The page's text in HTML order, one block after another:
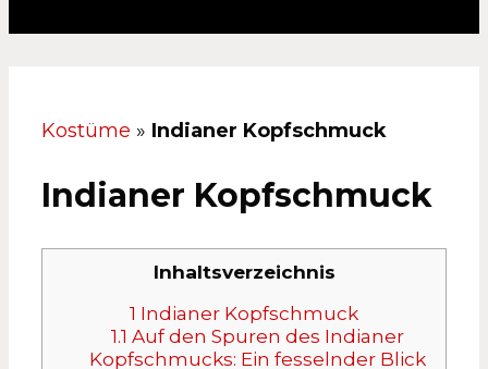
Kostüme » Indianer Kopfschmuck
Indianer Kopfschmuck
Inhaltsverzeichnis
1 Indianer Kopfschmuck
1.1 Auf den Spuren des Indianer
Kopfschmucks: Ein fesselnder Blick